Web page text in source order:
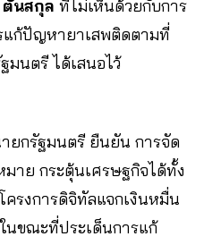
นสกุล ที่ไม่เห็นด้วยกับการ
แก้ปัญหายาเสพติดตามที่
มนตรี ได้เสนอไว้
ยกรัฐมนตรี ยืนยัน การจัด
าย กระตุ้นเศรษฐกิจได้ทั้ง
รงการดิจิทัลแจกเงินหมื่น
นขณะที่ประเด็นการแก้